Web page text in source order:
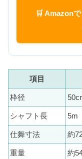
🛒 Amazon
項目
枠径
シャフト長 5m
仕舞寸法 約
重量 約